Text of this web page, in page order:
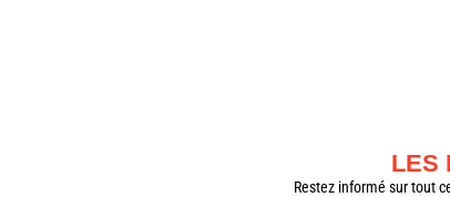
LES
Restez informé sur tout